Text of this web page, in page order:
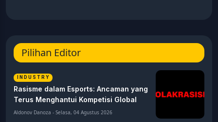
Pilihan Editor
INDUSTRY
Rasisme dalam Esports: Ancaman yang
Terus Menghantui Kompetisi Global
Aldonov Danoza - Selasa, 04 Agustus 2026